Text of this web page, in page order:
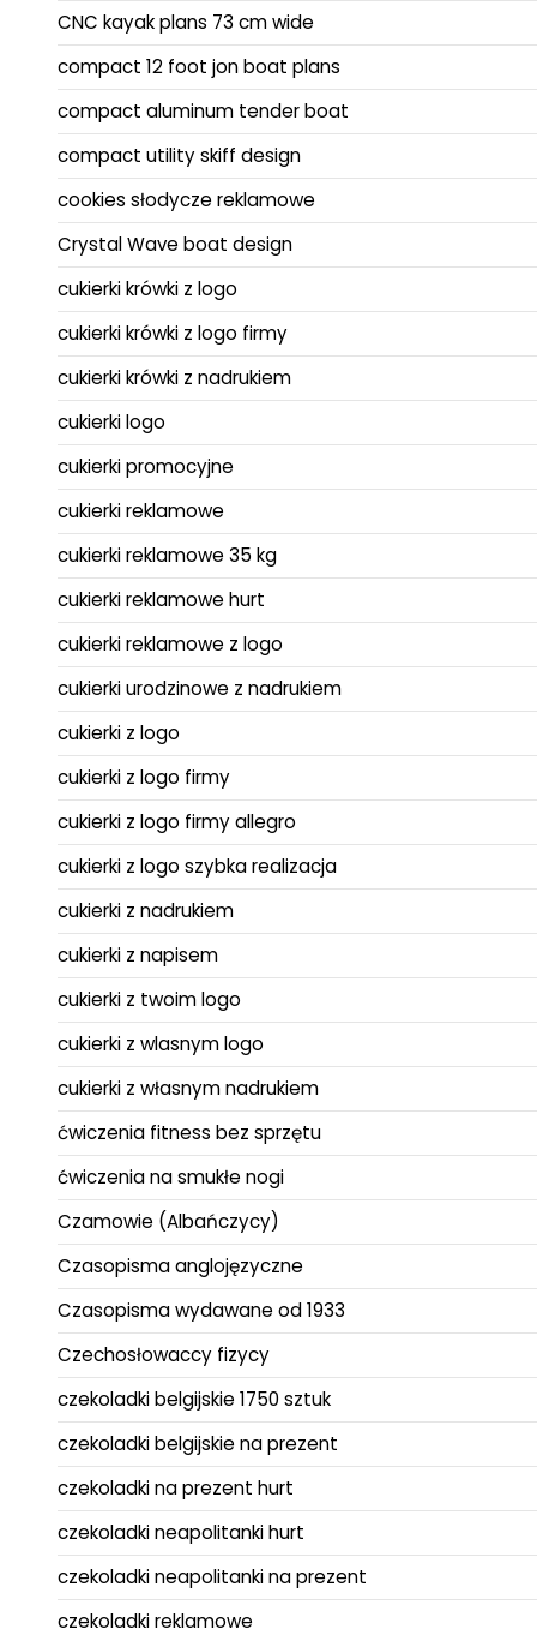
CNC kayak plans 73 cm wide
compact 12 foot jon boat plans
compact aluminum tender boat
compact utility skiff design
cookies słodycze reklamowe
Crystal Wave boat design
cukierki krówki z logo
cukierki krówki z logo firmy
cukierki krówki z nadrukiem
cukierki logo
cukierki promocyjne
cukierki reklamowe
cukierki reklamowe 35 kg
cukierki reklamowe hurt
cukierki reklamowe z logo
cukierki urodzinowe z nadrukiem
cukierki z logo
cukierki z logo firmy
cukierki z logo firmy allegro
cukierki z logo szybka realizacja
cukierki z nadrukiem
cukierki z napisem
cukierki z twoim logo
cukierki z wlasnym logo
cukierki z własnym nadrukiem
ćwiczenia fitness bez sprzętu
ćwiczenia na smukłe nogi
Czamowie (Albańczycy)
Czasopisma anglojęzyczne
Czasopisma wydawane od 1933
Czechosłowaccy fizycy
czekoladki belgijskie 1750 sztuk
czekoladki belgijskie na prezent
czekoladki na prezent hurt
czekoladki neapolitanki hurt
czekoladki neapolitanki na prezent
czekoladki reklamowe